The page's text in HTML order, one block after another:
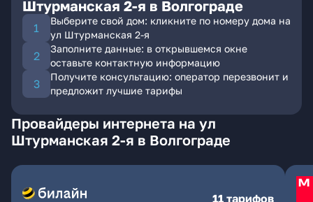
Штурманская 2-я в Волгограде
Выберите свой дом: кликните по номеру дома на
ул Штурманская 2-я
Заполните данные: в открывшемся окне
оставьте контактную информацию
Получите консультацию: оператор перезвонит и
предложит лучшие тарифы
Провайдеры интернета на ул
Штурманская 2-я в Волгограде
11 тарифов